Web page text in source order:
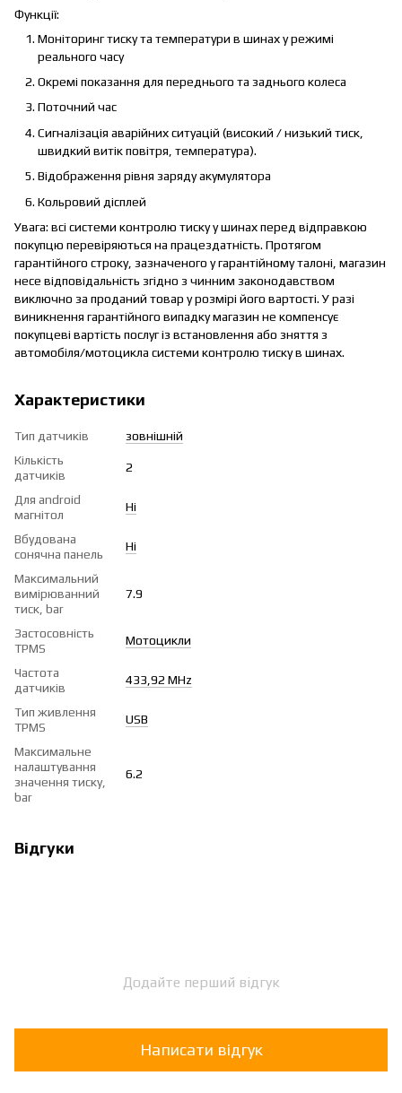
Функції:
Моніторинг тиску та температури в шинах у режимі
реального часу
Окремі показання для переднього та заднього колеса
Поточний час
Сигналізація аварійних ситуацій (високий / низький тиск,
швидкий витік повітря, температура).
Відображення рівня заряду акумулятора
Кольровий дісплей
Увага: всі системи контролю тиску у шинах перед відправкою
покупцю перевіряються на працездатність. Протягом
гарантійного строку, зазначеного у гарантійному талоні, магазин
несе відповідальність згідно з чинним законодавством
виключно за проданий товар у розмірі його вартості. У разі
виникнення гарантійного випадку магазин не компенсує
покупцеві вартість послуг із встановлення або зняття з
автомобіля/мотоцикла системи контролю тиску в шинах.
Характеристики
Тип датчиків
зовнішній
Кількість
датчиків
2
Для android
магнітол
Ні
Вбудована
сонячна панель
Ні
Максимальний
вимірюванний
тиск, bar
7.9
Застосовність
TPMS
Мотоцикли
Частота
датчиків
433,92 MHz
Тип живлення
TPMS
USB
Максимальне
налаштування
значення тиску,
bar
6.2
Відгуки
Додайте перший відгук
Написати відгук